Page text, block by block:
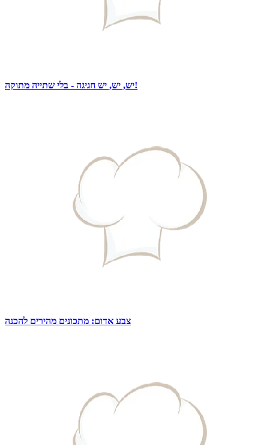
יש, יש, יש חגיגה - בלי שתייה מתוקה!
צבע אדום: מתכונים מהירים להכנה